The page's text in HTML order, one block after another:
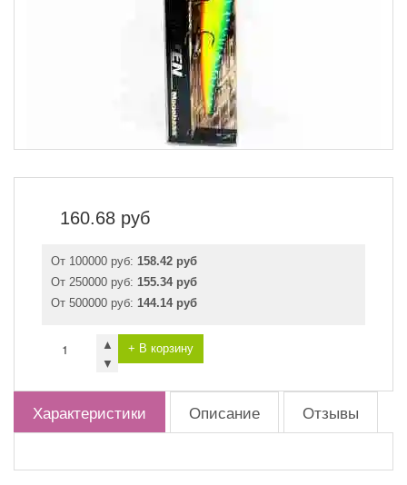
160.68 руб
От 100000 руб: 158.42 руб
От 250000 руб: 155.34 руб
От 500000 руб: 144.14 руб
▲
▼
+ В корзину
Характеристики Описание Отзывы